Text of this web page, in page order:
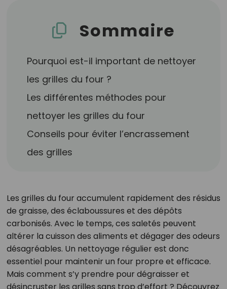
Sommaire
Pourquoi est-il important de nettoyer
les grilles du four ?
Les différentes méthodes pour
nettoyer les grilles du four
Conseils pour éviter l’encrassement
des grilles
Les grilles du four accumulent rapidement des résidus
de graisse, des éclaboussures et des dépôts
carbonisés. Avec le temps, ces saletés peuvent
altérer la cuisson des aliments et dégager des odeurs
désagréables. Un nettoyage régulier est donc
essentiel pour maintenir un four propre et efficace.
Mais comment s’y prendre pour dégraisser et